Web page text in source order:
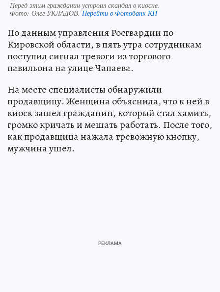
Перед этим гражданин устроил скандал в киоске.
Фото: Олег УКЛАДОВ. Перейти в Фотобанк КП
По данным управления Росгвардии по
Кировской области, в пять утра сотрудникам
поступил сигнал тревоги из торгового
павильона на улице Чапаева.
На месте специалисты обнаружили
продавщицу. Женщина объяснила, что к ней в
киоск зашел гражданин, который стал хамить,
громко кричать и мешать работать. После того,
как продавщица нажала тревожную кнопку,
мужчина ушел.